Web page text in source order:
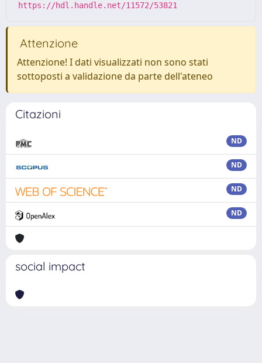
https://hdl.handle.net/11572/53821
Attenzione
Attenzione! I dati visualizzati non sono stati
sottoposti a validazione da parte dell'ateneo
Citazioni
ND
ND
ND
ND
social impact